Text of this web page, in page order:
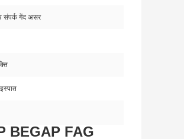
संपर्क गेंद असर
BEGAP FAG